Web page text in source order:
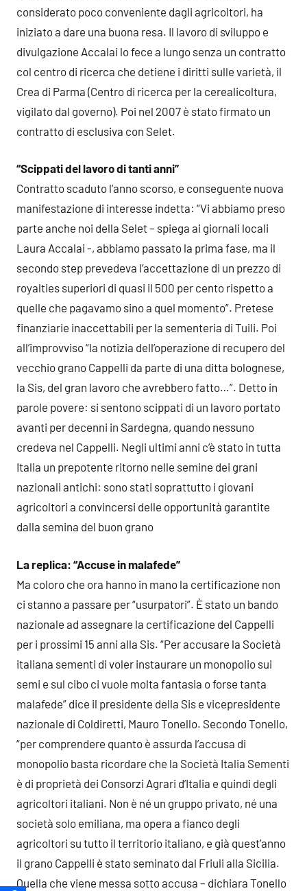
considerato poco conveniente dagli agricoltori, ha
iniziato a dare una buona resa. Il lavoro di sviluppo e
divulgazione Accalai lo fece a lungo senza un contratto
col centro di ricerca che detiene i diritti sulle varietà, il
Crea di Parma (Centro di ricerca per la cerealicoltura,
vigilato dal governo). Poi nel 2007 è stato firmato un
contratto di esclusiva con Selet.
“Scippati del lavoro di tanti anni”
Contratto scaduto l’anno scorso, e conseguente nuova
manifestazione di interesse indetta: “Vi abbiamo preso
parte anche noi della Selet – spiega ai giornali locali
Laura Accalai -, abbiamo passato la prima fase, ma il
secondo step prevedeva l’accettazione di un prezzo di
royalties superiori di quasi il 500 per cento rispetto a
quelle che pagavamo sino a quel momento”. Pretese
finanziarie inaccettabili per la sementeria di Tuili. Poi
all’improvviso “la notizia dell’operazione di recupero del
vecchio grano Cappelli da parte di una ditta bolognese,
la Sis, del gran lavoro che avrebbero fatto…”. Detto in
parole povere: si sentono scippati di un lavoro portato
avanti per decenni in Sardegna, quando nessuno
credeva nel Cappelli. Negli ultimi anni c’è stato in tutta
Italia un prepotente ritorno nelle semine dei grani
nazionali antichi: sono stati soprattutto i giovani
agricoltori a convincersi delle opportunità garantite
dalla semina del buon grano
La replica: “Accuse in malafede”
Ma coloro che ora hanno in mano la certificazione non
ci stanno a passare per “usurpatori”. È stato un bando
nazionale ad assegnare la certificazione del Cappelli
per i prossimi 15 anni alla Sis. “Per accusare la Società
italiana sementi di voler instaurare un monopolio sui
semi e sul cibo ci vuole molta fantasia o forse tanta
malafede” dice il presidente della Sis e vicepresidente
nazionale di Coldiretti, Mauro Tonello. Secondo Tonello,
“per comprendere quanto è assurda l’accusa di
monopolio basta ricordare che la Società Italia Sementi
è di proprietà dei Consorzi Agrari d’Italia e quindi degli
agricoltori italiani. Non è né un gruppo privato, né una
società solo emiliana, ma opera a fianco degli
agricoltori su tutto il territorio italiano, e già quest’anno
il grano Cappelli è stato seminato dal Friuli alla Sicilia.
Quella che viene messa sotto accusa – dichiara Tonello